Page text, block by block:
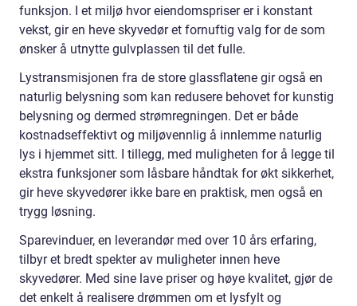
funksjon. I et miljø hvor eiendomspriser er i konstant
vekst, gir en heve skyvedør et fornuftig valg for de som
ønsker å utnytte gulvplassen til det fulle.
Lystransmisjonen fra de store glassflatene gir også en
naturlig belysning som kan redusere behovet for kunstig
belysning og dermed strømregningen. Det er både
kostnadseffektivt og miljøvennlig å innlemme naturlig
lys i hjemmet sitt. I tillegg, med muligheten for å legge til
ekstra funksjoner som låsbare håndtak for økt sikkerhet,
gir heve skyvedører ikke bare en praktisk, men også en
trygg løsning.
Sparevinduer, en leverandør med over 10 års erfaring,
tilbyr et bredt spekter av muligheter innen heve
skyvedører. Med sine lave priser og høye kvalitet, gjør de
det enkelt å realisere drømmen om et lysfylt og